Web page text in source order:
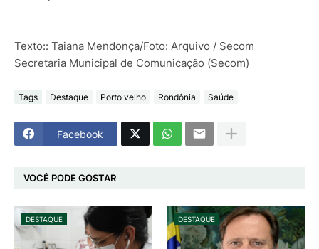
Texto:: Taiana Mendonça/Foto: Arquivo / Secom
Secretaria Municipal de Comunicação (Secom)
Tags Destaque Porto velho Rondônia Saúde
Facebook
VOCÊ PODE GOSTAR
DESTAQUE DESTAQUE